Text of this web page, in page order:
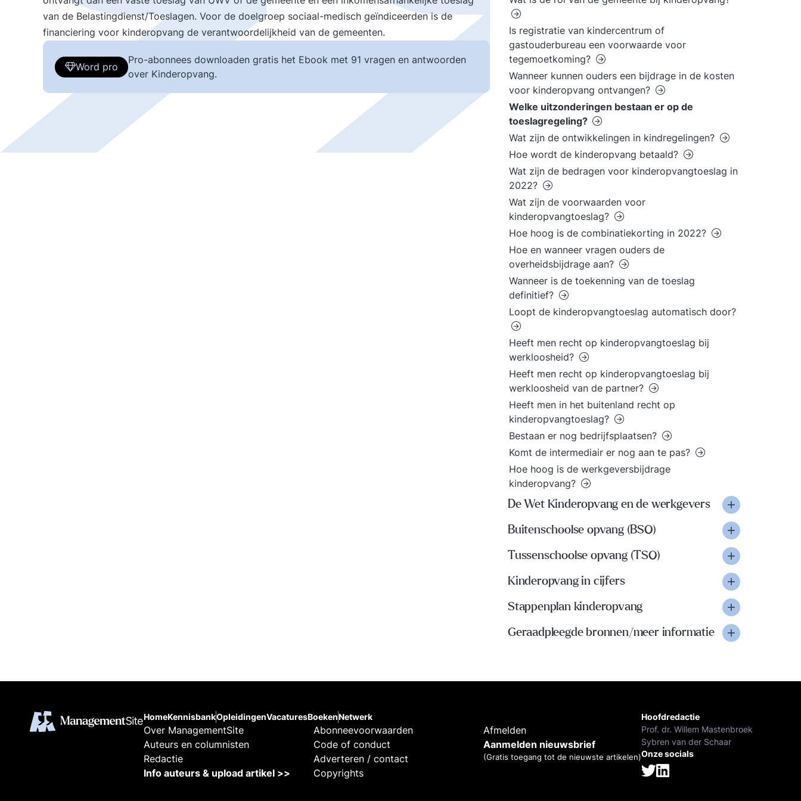
van de Belastingdienst/Toeslagen. Voor de doelgroep sociaal-medisch geïndiceerden is de
financiering voor kinderopvang de verantwoordelijkheid van de gemeenten.
Word pro
Pro-abonnees downloaden gratis het Ebook met 91 vragen en antwoorden
over Kinderopvang.
Is registratie van kindercentrum of
gastouderbureau een voorwaarde voor
tegemoetkoming?
Wanneer kunnen ouders een bijdrage in de kosten
voor kinderopvang ontvangen?
Welke uitzonderingen bestaan er op de
toeslagregeling?
Wat zijn de ontwikkelingen in kindregelingen?
Hoe wordt de kinderopvang betaald?
Wat zijn de bedragen voor kinderopvangtoeslag in
2022?
Wat zijn de voorwaarden voor
kinderopvangtoeslag?
Hoe hoog is de combinatiekorting in 2022?
Hoe en wanneer vragen ouders de
overheidsbijdrage aan?
Wanneer is de toekenning van de toeslag
definitief?
Loopt de kinderopvangtoeslag automatisch door?
Heeft men recht op kinderopvangtoeslag bij
werkloosheid?
Heeft men recht op kinderopvangtoeslag bij
werkloosheid van de partner?
Heeft men in het buitenland recht op
kinderopvangtoeslag?
Bestaan er nog bedrijfsplaatsen?
Komt de intermediair er nog aan te pas?
Hoe hoog is de werkgeversbijdrage
kinderopvang?
De Wet Kinderopvang en de werkgevers
Buitenschoolse opvang (BSO)
Tussenschoolse opvang (TSO)
Kinderopvang in cijfers
Stappenplan kinderopvang
Geraadpleegde bronnen/meer informatie
HomeKennisbankOpleidingenVacaturesBoekenNetwerk
Over ManagementSite
Auteurs en columnisten
Redactie
Info auteurs & upload artikel >>
Abonneevoorwaarden
Code of conduct
Adverteren / contact
Copyrights
Afmelden
Aanmelden nieuwsbrief
(Gratis toegang tot de nieuwste artikelen)
Hoofdredactie
Prof. dr. Willem Mastenbroek
Sybren van der Schaar
Onze socials